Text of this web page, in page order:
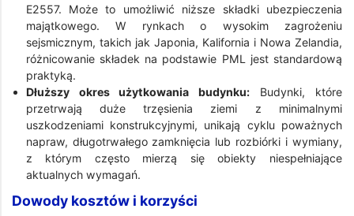
E2557. Może to umożliwić niższe składki ubezpieczenia
majątkowego. W rynkach o wysokim zagrożeniu
sejsmicznym, takich jak Japonia, Kalifornia i Nowa Zelandia,
różnicowanie składek na podstawie PML jest standardową
praktyką.
Dłuższy okres użytkowania budynku: Budynki, które
przetrwają duże trzęsienia ziemi z minimalnymi
uszkodzeniami konstrukcyjnymi, unikają cyklu poważnych
napraw, długotrwałego zamknięcia lub rozbiórki i wymiany,
z którym często mierzą się obiekty niespełniające
aktualnych wymagań.
Dowody kosztów i korzyści